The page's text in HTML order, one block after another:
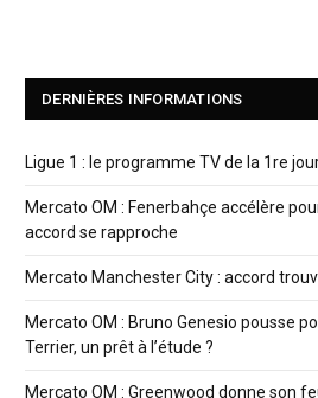
DERNIÈRES INFORMATIONS
Ligue 1 : le programme TV de la 1re
Mercato OM : Fenerbahçe accélère
accord se rapproche
Mercato Manchester City : accord
Mercato OM : Bruno Genesio pousse
Terrier, un prêt à l’étude ?
Mercato OM : Greenwood donne son